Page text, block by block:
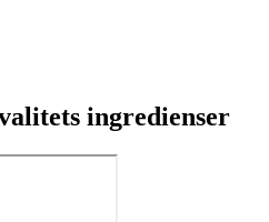
ingredienser